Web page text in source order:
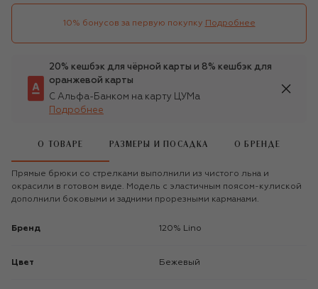
10% бонусов за первую покупку Подробнее
20% кешбэк для чёрной карты и 8% кешбэк для
оранжевой карты
С Альфа-Банком на карту ЦУМа
Подробнее
О ТОВАРЕ РАЗМЕРЫ И ПОСАДКА О БРЕНДЕ
Прямые брюки со стрелками выполнили из чистого льна и
окрасили в готовом виде. Модель с эластичным поясом-кулиской
дополнили боковыми и задними прорезными карманами.
Бренд 120% Lino
Цвет Бежевый